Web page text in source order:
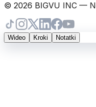
© 2026 BIGVU INC —
Wideo Kroki Notatki